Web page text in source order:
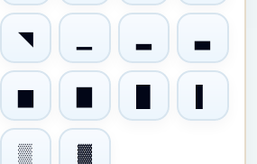
◥ ▂ ▃
▆ ▇
▒ ▓